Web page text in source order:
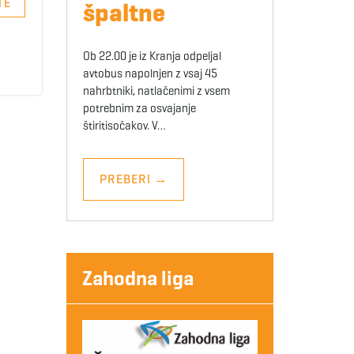
špaltne
Ob 22.00 je iz Kranja odpeljal
avtobus napolnjen z vsaj 45
nahrbtniki, natlačenimi z vsem
potrebnim za osvajanje
štiritisočakov. V…
PREBERI →
Zahodna liga